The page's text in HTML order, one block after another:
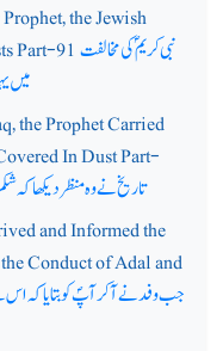
the Jewish
Part-91نبی کریم ؐ کی مخالفت
میں
the Prophet Carried
In Dust Part-
تاریخ نے وہ منظر دیکھا
and Informed the
Conduct of Adal and
جب وفد نے آکر آپؐ کو بتایا کہ اس